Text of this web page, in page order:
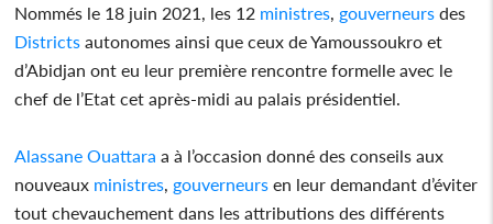
Nommés le 18 juin 2021, les 12 ministres, gouverneurs des
Districts autonomes ainsi que ceux de Yamoussoukro et
d’Abidjan ont eu leur première rencontre formelle avec le
chef de l’Etat cet après-midi au palais présidentiel.
Alassane Ouattara a à l’occasion donné des conseils aux
nouveaux ministres, gouverneurs en leur demandant d’éviter
tout chevauchement dans les attributions des différents